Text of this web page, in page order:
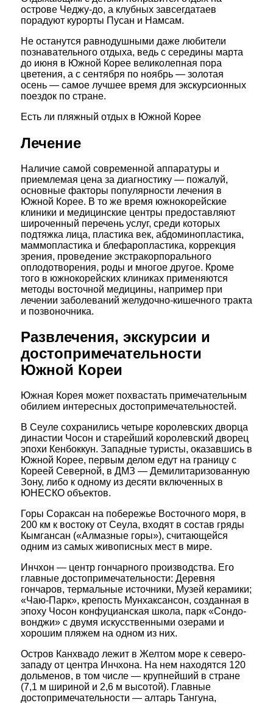
острове Чеджу-до, а клубных завсегдатаев
порадуют курорты Пусан и Намсам.
Не останутся равнодушными даже любители
познавательного отдыха, ведь с середины марта
до июня в Южной Корее великолепная пора
цветения, а с сентября по ноябрь — золотая
осень — самое лучшее время для экскурсионных
поездок по стране.
Есть ли пляжный отдых в Южной Корее
Лечение
Наличие самой современной аппаратуры и
приемлемая цена за диагностику — пожалуй,
основные факторы популярности лечения в
Южной Корее. В то же время южнокорейские
клиники и медицинские центры предоставляют
широченный перечень услуг, среди которых
подтяжка лица, пластика век, абдоминопластика,
маммопластика и блефаропластика, коррекция
зрения, проведение экстракорпорального
оплодотворения, роды и многое другое. Кроме
того в южнокорейских клиниках применяются
методы восточной медицины, например при
лечении заболеваний желудочно-кишечного тракта
и позвоночника.
Развлечения, экскурсии и
достопримечательности
Южной Кореи
Южная Корея может похвастать примечательным
обилием интересных достопримечательностей.
В Сеуле сохранились четыре королевских дворца
династии Чосон и старейший королевский дворец
эпохи Кенбоккун. Западные туристы, оказавшись в
Южной Корее, первым делом едут на границу с
Кореей Северной, в ДМЗ — Демилитаризованную
Зону, либо к одному из десяти включенных в
ЮНЕСКО объектов.
Горы Сораксан на побережье Восточного моря, в
200 км к востоку от Сеула, входят в состав гряды
Кымгансан («Алмазные горы»), считающейся
одним из самых живописных мест в мире.
Инчхон — центр гончарного производства. Его
главные достопримечательности: Деревня
гончаров, термальные источники, Музей керамики;
«Чаю-Парк», крепость Мунхаксансон, созданная в
эпоху Чосон конфуцианская школа, парк «Сондо-
вонджи» с двумя искусственными озерами и
хорошим пляжем на одном из них.
Остров Канхвадо лежит в Желтом море к северо-
западу от центра Инчхона. На нем находятся 120
дольменов, в том числе — крупнейший в стране
(7,1 м шириной и 2,6 м высотой). Главные
достопримечательности — алтарь Тангуна,